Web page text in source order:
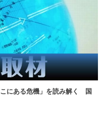
こにある危機」を読み解く 国